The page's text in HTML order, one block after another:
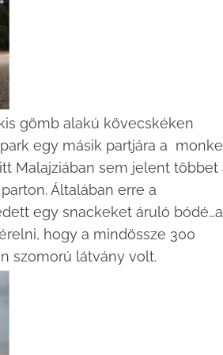
gömb alakú kövecskéken
egy másik partjára a
Malajziában sem jelent többet
Általában erre a
egy snackeket áruló bódé…a
hogy a mindössze 300
szomorú látvány volt.